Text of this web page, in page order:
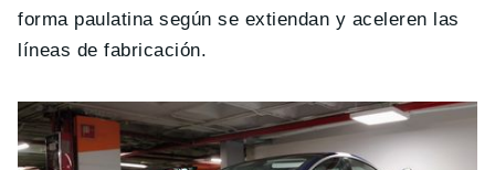
forma paulatina según se extiendan y aceleren las
líneas de fabricación.